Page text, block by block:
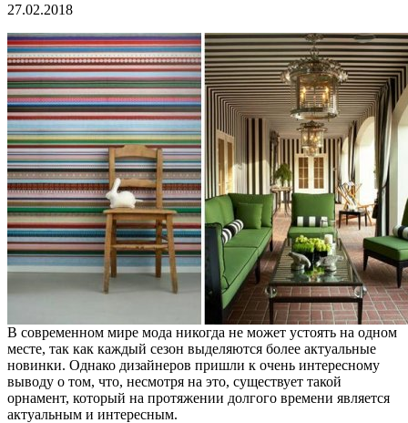
27.02.2018
В современном мире мода никогда не может устоять на одном
месте, так как каждый сезон выделяются более актуальные
новинки. Однако дизайнеров пришли к очень интересному
выводу о том, что, несмотря на это, существует такой
орнамент, который на протяжении долгого времени является
актуальным и интересным.